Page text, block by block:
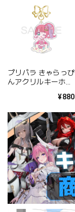
プリパラ きゃらっぴ
んアクリルキーホル
¥880